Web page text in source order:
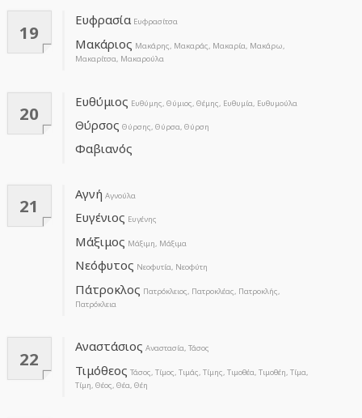
19
Ευφρασία Ευφρασίτσα
Μακάριος Μακάρης, Μακαράς, Μακαρία, Μακάρω,
Μακαρίτσα, Μακαρούλα
20
Ευθύμιος Ευθύμης, Θύμιος, Θέμης, Ευθυμία, Ευθυμούλα
Θύρσος Θύρσης, Θύρσα, Θύρση
Φαβιανός
21
Αγνή Αγνούλα
Ευγένιος Ευγένης
Μάξιμος Μάξιμη, Μάξιμα
Νεόφυτος Νεοφυτία, Νεοφύτη
Πάτροκλος Πατρόκλειος, Πατροκλέας, Πατροκλής,
Πατρόκλεια
22
Αναστάσιος Αναστασία, Τάσος
Τιμόθεος Τάσος, Τίμος, Τιμάς, Τίμης, Τιμοθέα, Τιμοθέη, Τίμα,
Τίμη, Θέος, Θέα, Θέη